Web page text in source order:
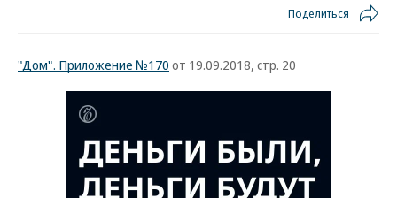
Поделиться
"Дом". Приложение №170 от 19.09.2018, стр. 20